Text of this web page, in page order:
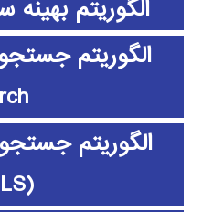
الگوریتم
الگوریتم
(GELS)